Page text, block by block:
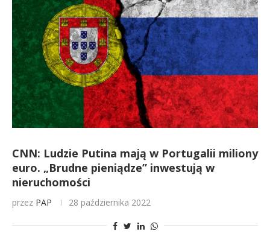
CNN: Ludzie Putina mają w Portugalii miliony
euro. „Brudne pieniądze” inwestują w
nieruchomości
przez PAP 28 października 2022